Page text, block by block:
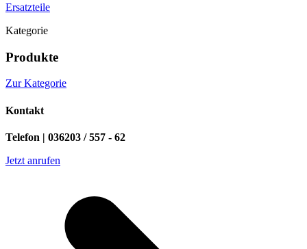
Ersatzteile
Kategorie
Produkte
Zur Kategorie
Kontakt
Telefon | 036203 / 557 - 62
Jetzt anrufen